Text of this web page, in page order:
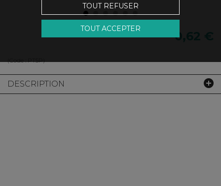
0,62 €
(Code :PT5P)
DESCRIPTION
TOUT REFUSER
TOUT ACCEPTER